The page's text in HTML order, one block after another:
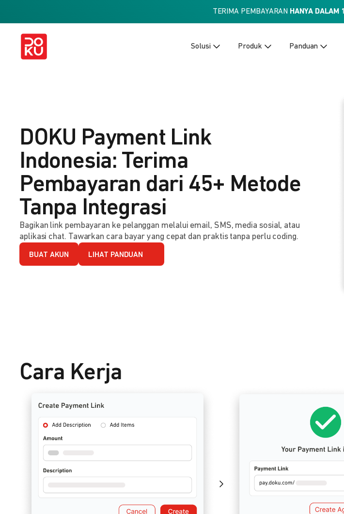
TERIMA PEMBAYARAN HANYA DALAM
Solusi Produk Panduan
DOKU Payment Link
Indonesia: Terima
Pembayaran dari 45+ Metode
Tanpa Integrasi
Bagikan link pembayaran ke pelanggan melalui email, SMS, media sosial, atau
aplikasi chat. Tawarkan cara bayar yang cepat dan praktis tanpa perlu coding.
BUAT AKUN LIHAT PANDUAN
Cara Kerja